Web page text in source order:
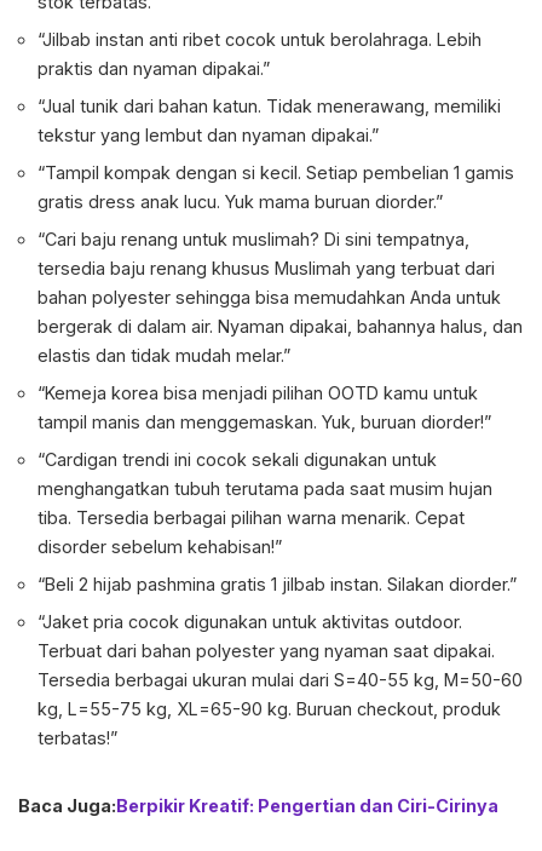
“Jilbab instan anti ribet cocok untuk berolahraga. Lebih
praktis dan nyaman dipakai.”
“Jual tunik dari bahan katun. Tidak menerawang, memiliki
tekstur yang lembut dan nyaman dipakai.”
“Tampil kompak dengan si kecil. Setiap pembelian 1 gamis
gratis dress anak lucu. Yuk mama buruan diorder.”
“Cari baju renang untuk muslimah? Di sini tempatnya,
tersedia baju renang khusus Muslimah yang terbuat dari
bahan polyester sehingga bisa memudahkan Anda untuk
bergerak di dalam air. Nyaman dipakai, bahannya halus, dan
elastis dan tidak mudah melar.”
“Kemeja korea bisa menjadi pilihan OOTD kamu untuk
tampil manis dan menggemaskan. Yuk, buruan diorder!”
“Cardigan trendi ini cocok sekali digunakan untuk
menghangatkan tubuh terutama pada saat musim hujan
tiba. Tersedia berbagai pilihan warna menarik. Cepat
disorder sebelum kehabisan!”
“Beli 2 hijab pashmina gratis 1 jilbab instan. Silakan diorder.”
“Jaket pria cocok digunakan untuk aktivitas outdoor.
Terbuat dari bahan polyester yang nyaman saat dipakai.
Tersedia berbagai ukuran mulai dari S=40-55 kg, M=50-60
kg, L=55-75 kg, XL=65-90 kg. Buruan checkout, produk
terbatas!”
Baca Juga:Berpikir Kreatif: Pengertian dan Ciri-Cirinya